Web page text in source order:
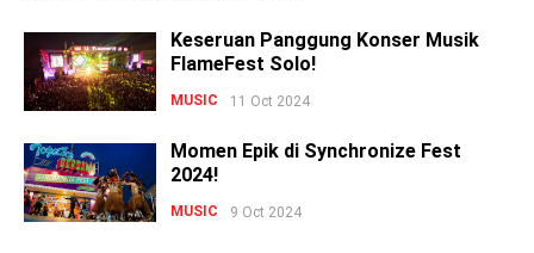
Keseruan Panggung Konser Musik
FlameFest Solo!
MUSIC 11 Oct 2024
Momen Epik di Synchronize Fest
2024!
MUSIC 9 Oct 2024